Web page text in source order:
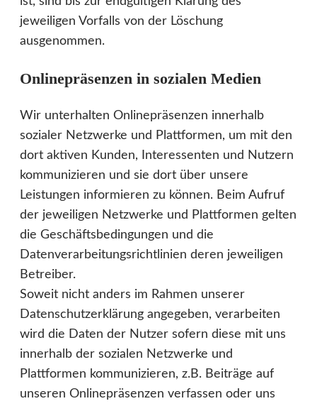
jeweiligen Vorfalls von der Löschung
ausgenommen.
Onlinepräsenzen in sozialen Medien
Wir unterhalten Onlinepräsenzen innerhalb
sozialer Netzwerke und Plattformen, um mit den
dort aktiven Kunden, Interessenten und Nutzern
kommunizieren und sie dort über unsere
Leistungen informieren zu können. Beim Aufruf
der jeweiligen Netzwerke und Plattformen gelten
die Geschäftsbedingungen und die
Datenverarbeitungsrichtlinien deren jeweiligen
Betreiber.
Soweit nicht anders im Rahmen unserer
Datenschutzerklärung angegeben, verarbeiten
wird die Daten der Nutzer sofern diese mit uns
innerhalb der sozialen Netzwerke und
Plattformen kommunizieren, z.B. Beiträge auf
unseren Onlinepräsenzen verfassen oder uns